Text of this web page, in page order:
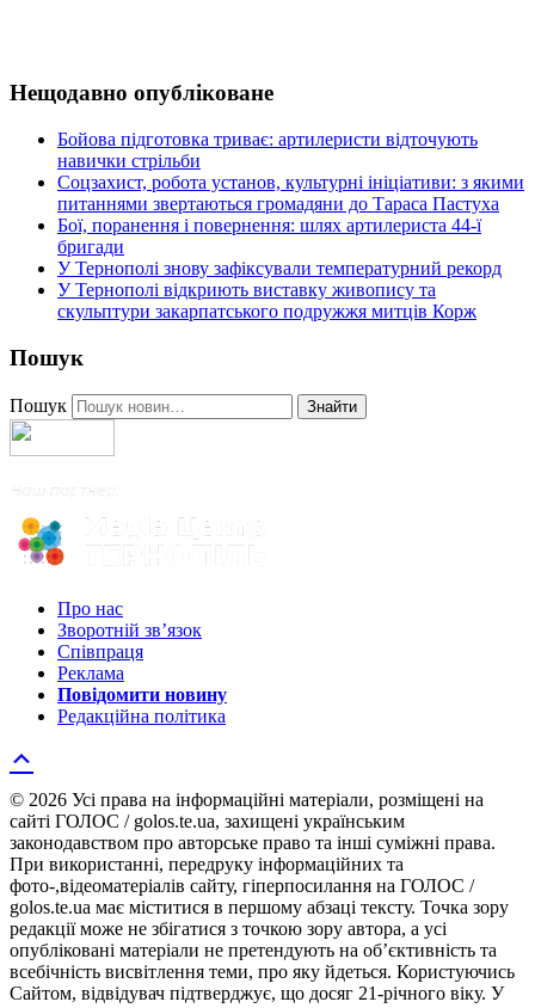
Нещодавно опубліковане
Бойова підготовка триває: артилеристи відточують
навички стрільби
Соцзахист, робота установ, культурні ініціативи: з якими
питаннями звертаються громадяни до Тараса Пастуха
Бої, поранення і повернення: шлях артилериста 44-ї
бригади
У Тернополі знову зафіксували температурний рекорд
У Тернополі відкриють виставку живопису та
скульптури закарпатського подружжя митців Корж
Пошук
Пошук Знайти
Про нас
Зворотній зв’язок
Співпраця
Реклама
Повідомити новину
Редакційна політика
© 2026 Усі права на інформаційні матеріали, розміщені на
сайті ГОЛОС / golos.te.ua, захищені українським
законодавством про авторське право та інші суміжні права.
При використанні, передруку інформаційних та
фото-,відеоматеріалів сайту, гіперпосилання на ГОЛОС /
golos.te.ua має міститися в першому абзаці тексту. Точка зору
редакції може не збігатися з точкою зору автора, а усі
опубліковані матеріали не претендують на об’єктивність та
всебічність висвітлення теми, про яку йдеться. Користуючись
Сайтом, відвідувач підтверджує, що досяг 21-річного віку. У